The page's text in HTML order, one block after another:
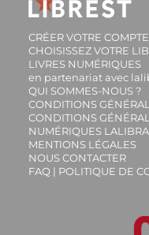
CRÉER VOTRE COMPTE
CHOISISSEZ VOTRE
LIVRES NUMÉRIQUES
en partenariat avec
QUI SOMMES-NOUS ?
CONDITIONS
CONDITIONS
NUMÉRIQUES
MENTIONS LÉGALES
NOUS CONTACTER
FAQ | POLITIQUE DE